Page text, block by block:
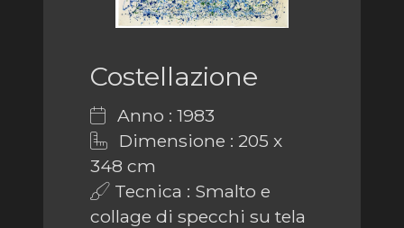
Costellazione
Anno : 1983
Dimensione : 205 x
348 cm
Tecnica : Smalto e
collage di specchi su tela